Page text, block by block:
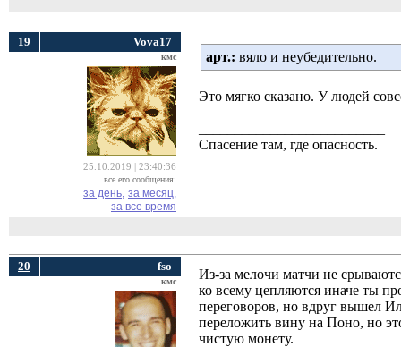
19 Vova17
кмс
25.10.2019 | 23:40:36
все его сообщения:
за день, за месяц,
за все время
арт.: вяло и неубедительно.
Это мягко сказано. У людей
Спасение там, где опасность.
20 fso
кмс
Из-за мелочи матчи не
ко всему цепляются иначе ты
переговоров, но вдруг вышел
переложить вину на Поно, но
чистую монету.